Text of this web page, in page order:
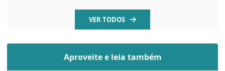
VER TODOS
Aproveite e leia também